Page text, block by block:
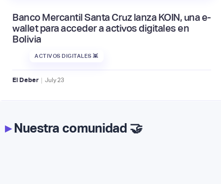
Banco Mercantil Santa Cruz lanza KOIN, una e-
wallet para acceder a activos digitales en
Bolivia
ACTIVOS DIGITALES 👾
El Deber | July 23
▸Nuestra comunidad 🤝